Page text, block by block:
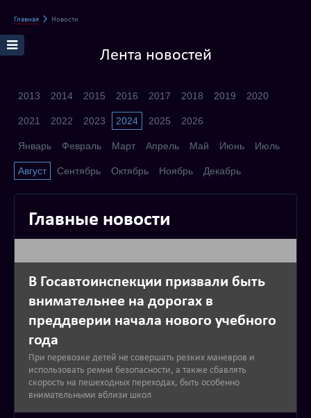
Главная Новости
Лента новостей
2013 2014 2015 2016 2017 2018 2019 2020
2021 2022 2023 2024 2025 2026
Январь Февраль Март Апрель Май Июнь Июль
Август Сентябрь Октябрь Ноябрь Декабрь
Главные новости
В Госавтоинспекции призвали быть
внимательнее на дорогах в
преддверии начала нового учебного
года
При перевозке детей не совершать резких маневров и
использовать ремни безопасности, а также сбавлять
скорость на пешеходных переходах, быть особенно
внимательными вблизи школ